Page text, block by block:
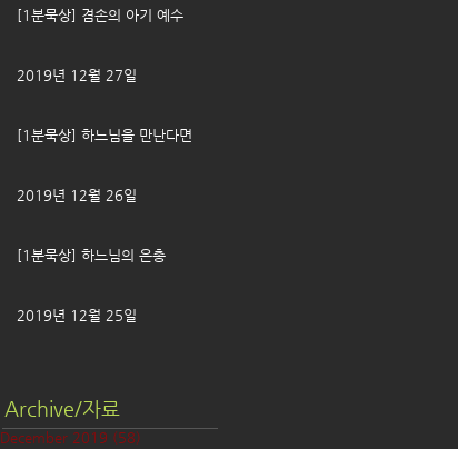
[1분묵상] 겸손의 아기 예수
2019년 12월 27일
[1분묵상] 하느님을 만난다면
2019년 12월 26일
[1분묵상] 하느님의 은총
2019년 12월 25일
Archive/자료
December 2019 (58)